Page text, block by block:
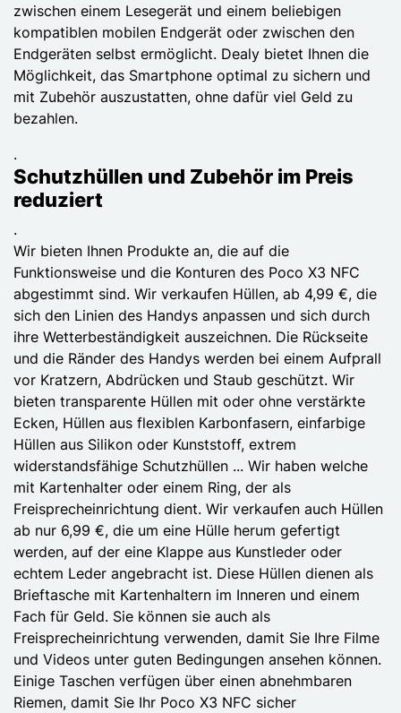
zwischen einem Lesegerät und einem beliebigen
kompatiblen mobilen Endgerät oder zwischen den
Endgeräten selbst ermöglicht. Dealy bietet Ihnen die
Möglichkeit, das Smartphone optimal zu sichern und
mit Zubehör auszustatten, ohne dafür viel Geld zu
bezahlen.
.
Schutzhüllen und Zubehör im Preis
reduziert
.
Wir bieten Ihnen Produkte an, die auf die
Funktionsweise und die Konturen des Poco X3 NFC
abgestimmt sind. Wir verkaufen Hüllen, ab 4,99 €, die
sich den Linien des Handys anpassen und sich durch
ihre Wetterbeständigkeit auszeichnen. Die Rückseite
und die Ränder des Handys werden bei einem Aufprall
vor Kratzern, Abdrücken und Staub geschützt. Wir
bieten transparente Hüllen mit oder ohne verstärkte
Ecken, Hüllen aus flexiblen Karbonfasern, einfarbige
Hüllen aus Silikon oder Kunststoff, extrem
widerstandsfähige Schutzhüllen ... Wir haben welche
mit Kartenhalter oder einem Ring, der als
Freisprecheinrichtung dient. Wir verkaufen auch Hüllen
ab nur 6,99 €, die um eine Hülle herum gefertigt
werden, auf der eine Klappe aus Kunstleder oder
echtem Leder angebracht ist. Diese Hüllen dienen als
Brieftasche mit Kartenhaltern im Inneren und einem
Fach für Geld. Sie können sie auch als
Freisprecheinrichtung verwenden, damit Sie Ihre Filme
und Videos unter guten Bedingungen ansehen können.
Einige Taschen verfügen über einen abnehmbaren
Riemen, damit Sie Ihr Poco X3 NFC sicher